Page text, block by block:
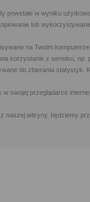
powstałe w wyniku
lub
na Twoim
korzystanie z serwisu,
do zbierania statystyk.
swojej przeglądarce
naszej witryny, będziemy